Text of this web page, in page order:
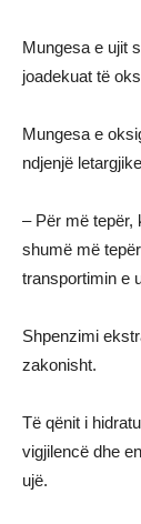
Mungesa e ujit
joadekuat të
Mungesa e
ndjenjë
– Për më tepër,
shumë më
transportimin e
Shpenzimi
zakonisht.
Të qënit i
vigjilencë dhe
ujë.